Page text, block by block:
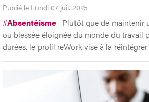
Publié le Lundi 07 juil. 2025
#Absentéisme Plutôt que de maintenir
ou blessée éloignée du monde du travail
durées, le profil reWork vise à la